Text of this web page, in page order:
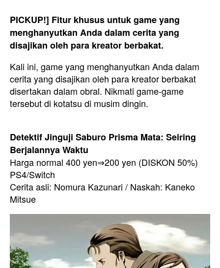
PICKUP!] Fitur khusus untuk game yang
menghanyutkan Anda dalam cerita yang
disajikan oleh para kreator berbakat.
Kali ini, game yang menghanyutkan Anda dalam
cerita yang disajikan oleh para kreator berbakat
disertakan dalam obral. Nikmati game-game
tersebut di kotatsu di musim dingin.
Detektif Jinguji Saburo Prisma Mata: Seiring
Berjalannya Waktu
Harga normal 400 yen⇒200 yen (DISKON 50%)
PS4/Switch
Cerita asli: Nomura Kazunari / Naskah: Kaneko
Mitsue